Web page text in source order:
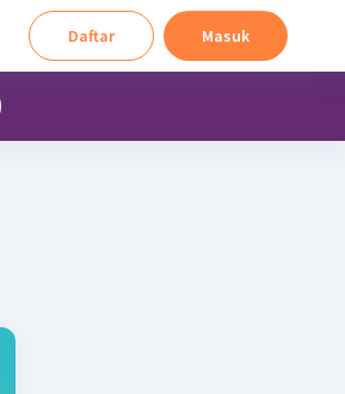
Daftar Masuk